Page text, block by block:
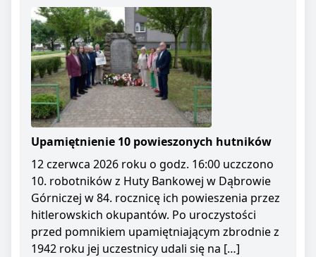
Upamiętnienie 10 powieszonych hutników
12 czerwca 2026 roku o godz. 16:00 uczczono
10. robotników z Huty Bankowej w Dąbrowie
Górniczej w 84. rocznicę ich powieszenia przez
hitlerowskich okupantów. Po uroczystości
przed pomnikiem upamiętniającym zbrodnie z
1942 roku jej uczestnicy udali się na […]